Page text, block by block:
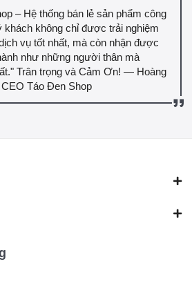
– Hệ thống bán lẻ sản phẩm công
khách không chỉ được trải nghiệm
vụ tốt nhất, mà còn nhận được
như những người thân mà
Trân trọng và Cảm Ơn! — Hoàng
Táo Đen Shop